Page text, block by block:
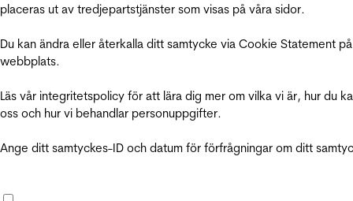
placeras ut av tredjepartstjänster som visas på våra sidor.
Du kan ändra eller återkalla ditt samtycke via Cookie Statement
webbplats.
Läs vår integritetspolicy för att lära dig mer om vilka vi är, hur du
oss och hur vi behandlar personuppgifter.
Ange ditt samtyckes-ID och datum för förfrågningar om ditt